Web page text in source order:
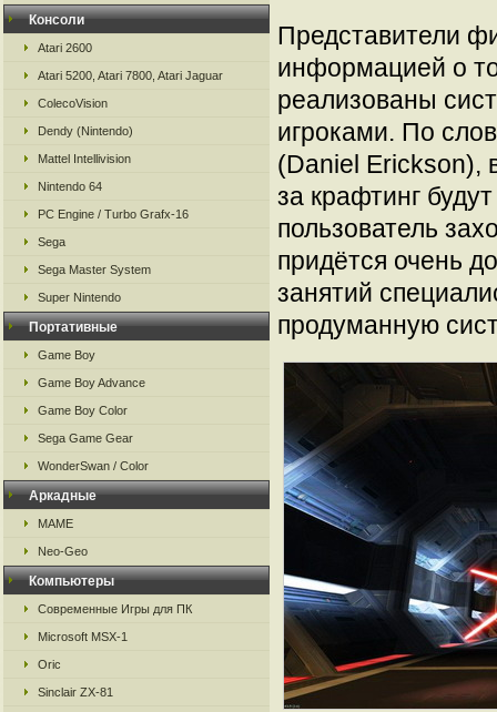
Консоли
Atari 2600
Atari 5200, Atari 7800, Atari Jaguar
ColecoVision
Dendy (Nintendo)
Mattel Intellivision
Nintendo 64
PC Engine / Turbo Grafx-16
Sega
Sega Master System
Super Nintendo
Портативные
Game Boy
Game Boy Advance
Game Boy Color
Sega Game Gear
WonderSwan / Color
Аркадные
MAME
Neo-Geo
Компьютеры
Современные Игры для ПК
Microsoft MSX-1
Oric
Sinclair ZX-81
Представители
информацией о
реализованы
игроками. По
(Daniel Erickson),
за крафтинг
пользователь
придётся очень
занятий
продуманную